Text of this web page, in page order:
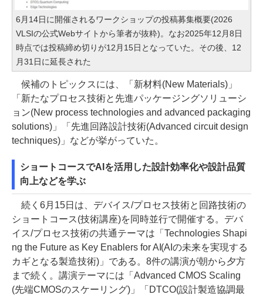
6月14日に開催されるワークショップの投稿募集概要(2026
VLSIの公式Webサイトから筆者が抜粋)。なお2025年12月8日
時点では投稿締め切りが12月15日となっていた。その後、12
月31日に延長された
候補のトピックスには、「新材料(New Materials)」
「新たなプロセス技術と先進パッケージングソリューシ
ョン(New process technologies and advanced packaging
solutions)」「先進回路設計技術(Advanced circuit design
techniques)」などが挙がっていた。
ショートコースでAIを活用した設計効率化や設計品質
向上などを学ぶ
続く6月15日は、デバイス/プロセス技術と回路技術の
ショートコース(技術講座)を同時並行で開催する。デバ
イス/プロセス技術の共通テーマは「Technologies Shapi
ng the Future as Key Enablers for AI(AIの未来を実現する
カギとなる製造技術)」である。8件の講演が朝から夕方
まで続く。講演テーマには「Advanced CMOS Scaling
(先端CMOSのスケーリング)」「DTCO(設計製造協調最